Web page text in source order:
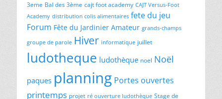
3eme Bal des 3ème cajt foot academy CAJT Versus-Foot
Academy distribution colis alimentaires fete du jeu
Forum Fête du Jardinier Amateur grands-champs
groupe de parole Hiver informatique juillet
ludotheque ludothèque noel Noël
paques planning Portes ouvertes
printemps projet ré ouverture ludothèque Stage de